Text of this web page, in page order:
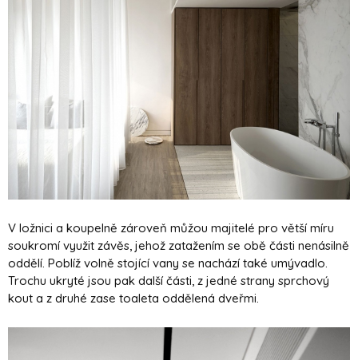
V ložnici a koupelně zároveň můžou majitelé pro větší míru
soukromí využit závěs, jehož zatažením se obě části nenásilně
oddělí. Poblíž volně stojící vany se nachází také umývadlo.
Trochu ukryté jsou pak další části, z jedné strany sprchový
kout a z druhé zase toaleta oddělená dveřmi.